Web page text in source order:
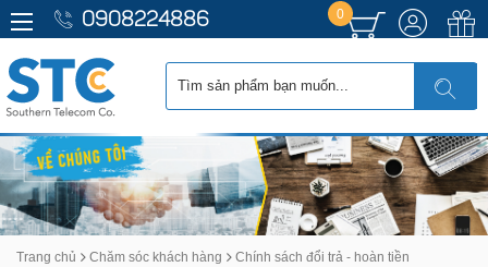
0908224886 0
Trang chủ Chăm sóc khách hàng Chính sách đổi trả - hoàn tiền